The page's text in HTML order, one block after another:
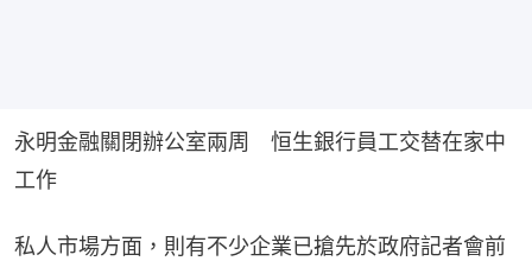
永明金融關閉辦公室兩周　恒生銀行員工交替在家中
工作
私人市場方面，則有不少企業已搶先於政府記者會前